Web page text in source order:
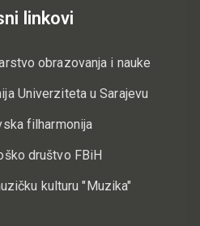
linkovi
obrazovanja i nauke
Univerziteta u Sarajevu
filharmonija
društvo FBiH
kulturu "Muzika"